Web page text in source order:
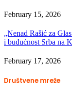
February 15, 2026
„Nenad Rašić za
i budućnost Srba na
February 17, 2026
Društvene mreže